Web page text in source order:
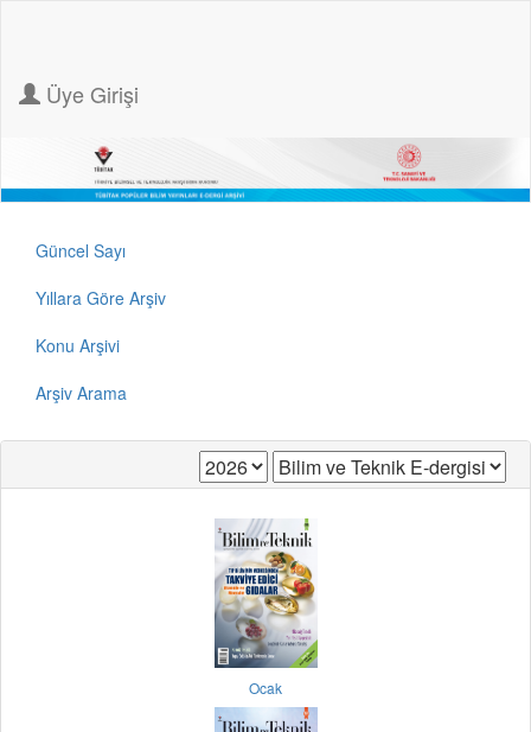
Üye Girişi
Güncel Sayı
Yıllara Göre Arşiv
Konu Arşivi
Arşiv Arama
Ocak